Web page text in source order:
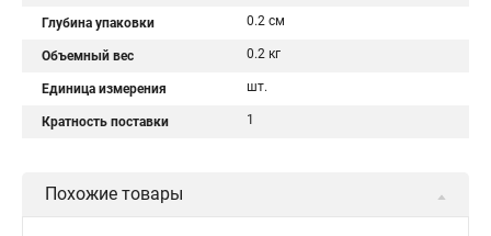
Глубина упаковки 0.2 см
Объемный вес 0.2 кг
Единица измерения шт.
Кратность поставки 1
Похожие товары